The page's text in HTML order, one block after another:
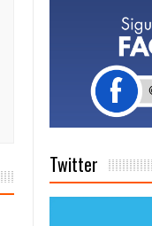
Café Santo
Twitter